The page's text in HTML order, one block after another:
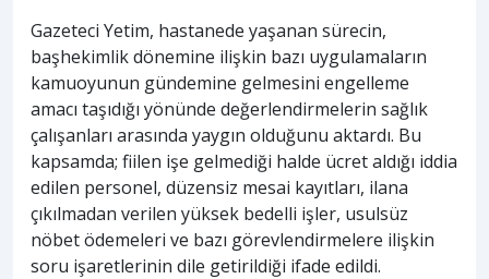
Gazeteci Yetim, hastanede yaşanan sürecin,
başhekimlik dönemine ilişkin bazı uygulamaların
kamuoyunun gündemine gelmesini engelleme
amacı taşıdığı yönünde değerlendirmelerin sağlık
çalışanları arasında yaygın olduğunu aktardı. Bu
kapsamda; fiilen işe gelmediği halde ücret aldığı iddia
edilen personel, düzensiz mesai kayıtları, ilana
çıkılmadan verilen yüksek bedelli işler, usulsüz
nöbet ödemeleri ve bazı görevlendirmelere ilişkin
soru işaretlerinin dile getirildiği ifade edildi.